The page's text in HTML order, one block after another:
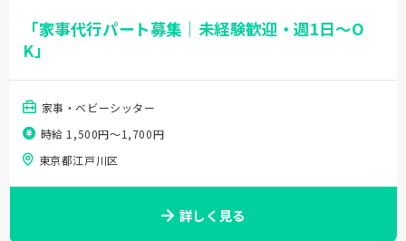
「家事代行パート募集｜未経験歓迎・週1日～O
K」
家事・ベビーシッター
時給 1,500円〜1,700円
東京都江戸川区
詳しく見る